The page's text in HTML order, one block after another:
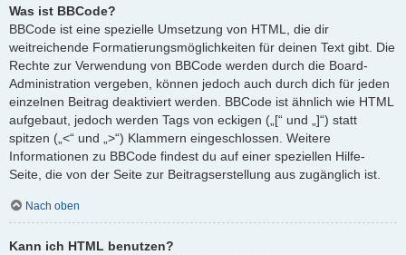
Was ist BBCode?
BBCode ist eine spezielle Umsetzung von HTML, die dir
weitreichende Formatierungsmöglichkeiten für deinen Text gibt. Die
Rechte zur Verwendung von BBCode werden durch die Board-
Administration vergeben, können jedoch auch durch dich für jeden
einzelnen Beitrag deaktiviert werden. BBCode ist ähnlich wie HTML
aufgebaut, jedoch werden Tags von eckigen („[“ und „]“) statt
spitzen („<“ und „>“) Klammern eingeschlossen. Weitere
Informationen zu BBCode findest du auf einer speziellen Hilfe-
Seite, die von der Seite zur Beitragserstellung aus zugänglich ist.
Nach oben
Kann ich HTML benutzen?